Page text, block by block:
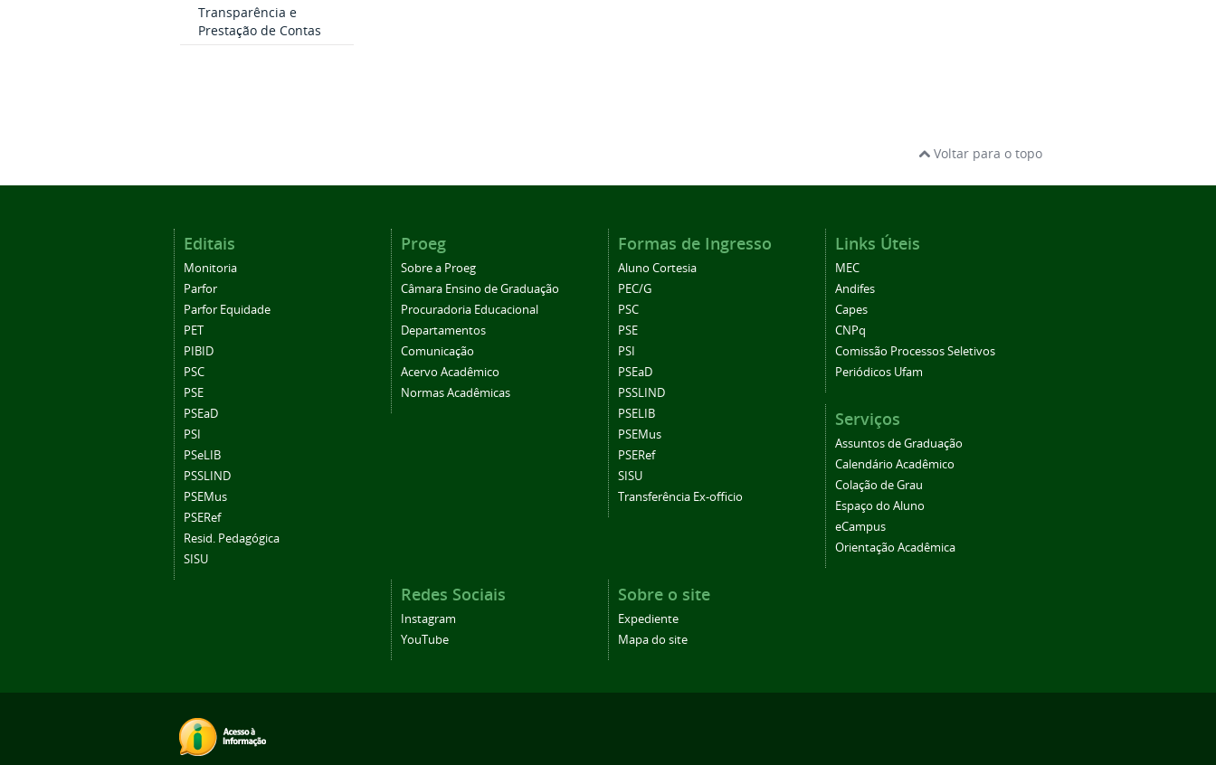
Transparência e
Prestação de Contas
Voltar para o topo
Editais
Monitoria
Parfor
Parfor Equidade
PET
PIBID
PSC
PSE
PSEaD
PSI
PSeLIB
PSSLIND
PSEMus
PSERef
Resid. Pedagógica
SISU
Proeg
Sobre a Proeg
Câmara Ensino de Graduação
Procuradoria Educacional
Departamentos
Comunicação
Acervo Acadêmico
Normas Acadêmicas
Formas de Ingresso
Aluno Cortesia
PEC/G
PSC
PSE
PSI
PSEaD
PSSLIND
PSELIB
PSEMus
PSERef
SISU
Transferência Ex-officio
Links Úteis
MEC
Andifes
Capes
CNPq
Comissão Processos Seletivos
Periódicos Ufam
Serviços
Assuntos de Graduação
Calendário Acadêmico
Colação de Grau
Espaço do Aluno
eCampus
Orientação Acadêmica
Redes Sociais
Instagram
YouTube
Sobre o site
Expediente
Mapa do site